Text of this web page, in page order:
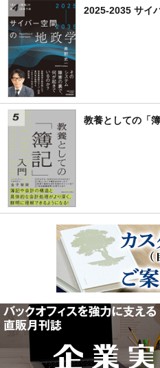
2025-2035 サイ
教養としての「